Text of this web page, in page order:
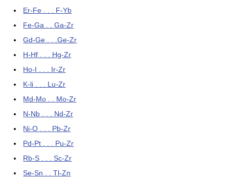
Er-Fe . . . F-Yb
Fe-Ga . . Ga-Zr
Gd-Ge . . .Ge-Zr
H-Hf . . . Hg-Zr
Ho-I . . . Ir-Zr
K-li . . . Lu-Zr
Md-Mo . . Mo-Zr
N-Nb . . . Nd-Zr
Ni-O . . . Pb-Zr
Pd-Pt . . . Pu-Zr
Rb-S . . . Sc-Zr
Se-Sn . . Tl-Zn